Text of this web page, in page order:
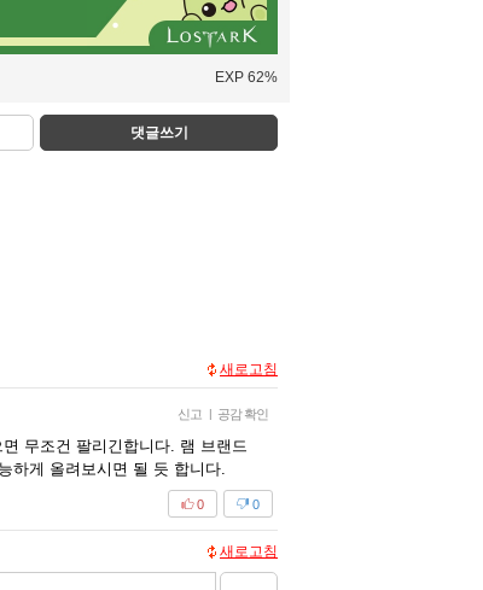
EXP 62%
댓글쓰기
새로고침
신고 | 공감 확인
무조건 팔리긴합니다. 램 브랜드
하게 올려보시면 될 듯 합니다.
0
0
새로고침